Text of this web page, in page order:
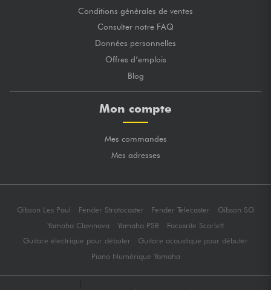
Conditions générales de ventes
Consulter notre FAQ
Données personnelles
Offres d’emplois
Blog
Mon compte
Mes commandes
Mes adresses
Gibson Les Paul Fender Stratocaster Fender Telecaster
Gibson SG
Yamaha Clavinova
Yamaha PSR
Focusrite Scarlett
Guitare électrique pour débuter
Guitare acoustique pour débuter
Piano Numérique Yamaha